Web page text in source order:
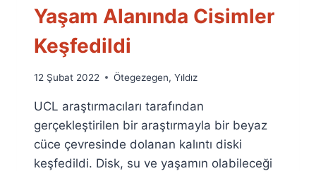
Yaşam Alanında Cisimler
Keşfedildi
By
Fuat
Özyar
12 Şubat 2022 Ötegezegen, Yıldız
UCL araştırmacıları tarafından
gerçekleştirilen bir araştırmayla bir beyaz
cüce çevresinde dolanan kalıntı diski
keşfedildi. Disk, su ve yaşamın olabileceği